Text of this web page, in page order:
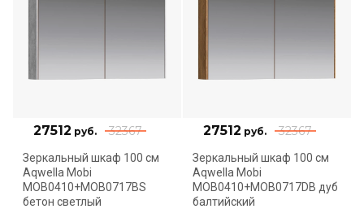
32367
27512 руб.
Зеркальный шкаф 100 см
Aqwella Mobi
MOB0410+MOB0717BS
бетон светлый
32367
27512 руб.
Зеркальный шкаф 100 см
Aqwella Mobi
MOB0410+MOB0717DB дуб
балтийский